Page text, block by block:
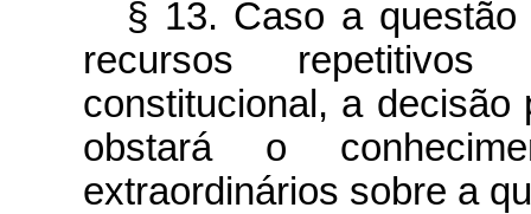
§ 13. Caso a
recursos repetitivos
constitucional, a decisão
obstará o
extraordinários sobre a